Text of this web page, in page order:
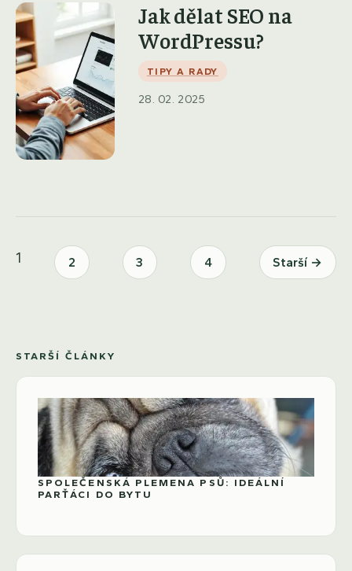
Jak dělat SEO na
WordPressu?
TIPY A RADY
28. 02. 2025
1 2 3 4 Starší →
STARŠÍ ČLÁNKY
SPOLEČENSKÁ PLEMENA PSŮ: IDEÁLNÍ
PARŤÁCI DO BYTU